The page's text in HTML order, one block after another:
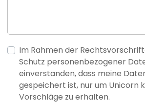
Im Rahmen der
Schutz personenbezogener
einverstanden, dass meine
gespeichert ist, nur um Unicorn
Vorschläge zu erhalten.